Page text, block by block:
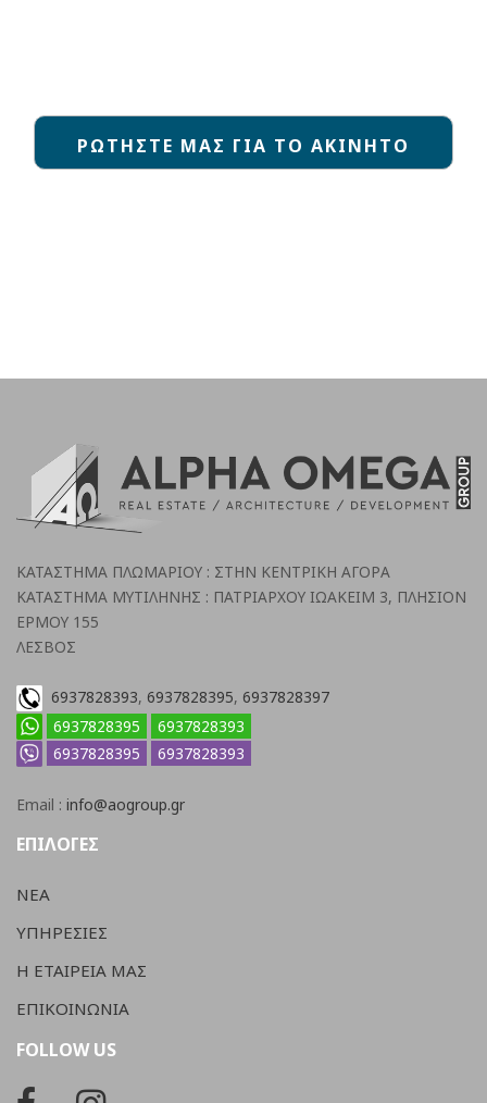
ΡΩΤΗΣΤΕ ΜΑΣ ΓΙΑ ΤΟ ΑΚΙΝΗΤΟ
ΚΑΤΑΣΤΗΜΑ ΠΛΩΜΑΡΙΟΥ : ΣΤΗΝ ΚΕΝΤΡΙΚΗ ΑΓΟΡΑ
ΚΑΤΑΣΤΗΜΑ ΜΥΤΙΛΗΝΗΣ : ΠΑΤΡΙΑΡΧΟΥ ΙΩΑΚΕΙΜ 3, ΠΛΗΣΙΟΝ
ΕΡΜΟΥ 155
ΛΕΣΒΟΣ
6937828393, 6937828395, 6937828397
6937828395
6937828393
6937828395
6937828393
Email : info@aogroup.gr
ΕΠΙΛΟΓΕΣ
ΝΕΑ
ΥΠΗΡΕΣΙΕΣ
Η ΕΤΑΙΡΕΙΑ ΜΑΣ
ΕΠΙΚΟΙΝΩΝΙΑ
FOLLOW US